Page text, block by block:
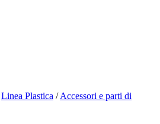
Linea Plastica /Accessori e parti di